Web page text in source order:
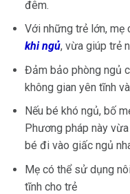
đêm.
Với những trẻ lớn, mẹ
khi ngủ, vừa giúp trẻ
Đảm bảo phòng ngủ
không gian yên tĩnh
Nếu bé khó ngủ, bố
Phương pháp này
bé đi vào giấc ngủ
Mẹ có thể sử dụng
tĩnh cho trẻ